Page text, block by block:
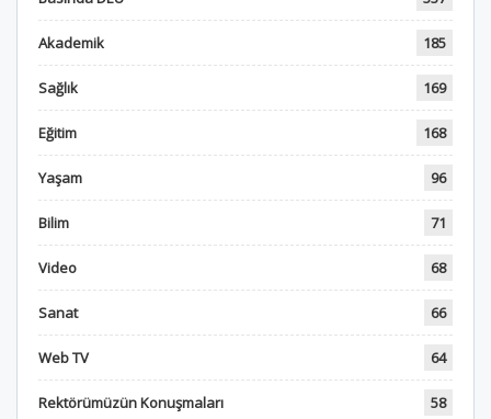
Akademik 185
Sağlık 169
Eğitim 168
Yaşam 96
Bilim 71
Video 68
Sanat 66
Web TV 64
Rektörümüzün Konuşmaları 58